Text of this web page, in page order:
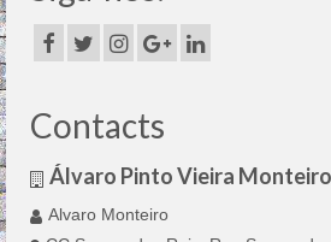
Contacts
Álvaro Pinto Vieira Monteiro
Alvaro Monteiro